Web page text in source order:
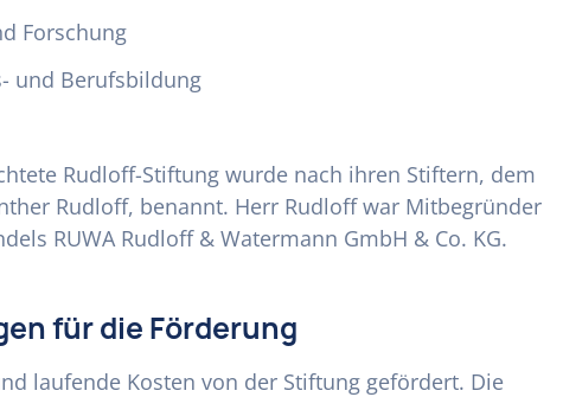
Forschung
und Berufsbildung
Rudloff-Stiftung wurde nach ihren Stiftern, dem
Rudloff, benannt. Herr Rudloff war Mitbegründer
RUWA Rudloff & Watermann GmbH & Co. KG.
für die Förderung
laufende Kosten von der Stiftung gefördert. Die